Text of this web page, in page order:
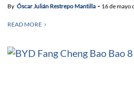
By Óscar Julián Restrepo Mantilla 16 de mayo
READ MORE